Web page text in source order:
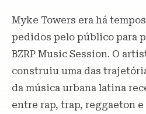
Myke Towers era há
pedidos pelo público para
BZRP Music Session. O
construiu uma das
da música urbana latina
entre rap, trap, reggaeton